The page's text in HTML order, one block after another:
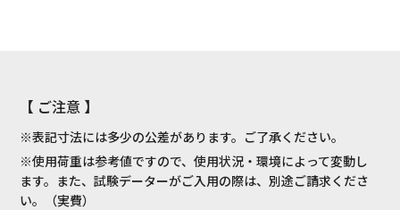
【 ご注意 】
※表記寸法には多少の公差があります。ご了承ください。
※使用荷重は参考値ですので、使用状況・環境によって変動し
ます。また、試験データーがご入用の際は、別途ご請求くださ
い。（実費）